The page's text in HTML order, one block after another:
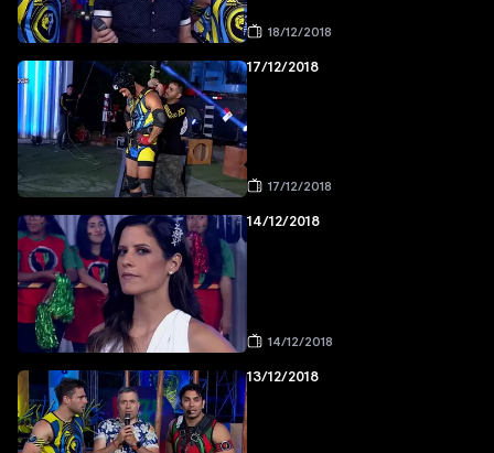
18/12/2018
17/12/2018
17/12/2018
14/12/2018
14/12/2018
13/12/2018